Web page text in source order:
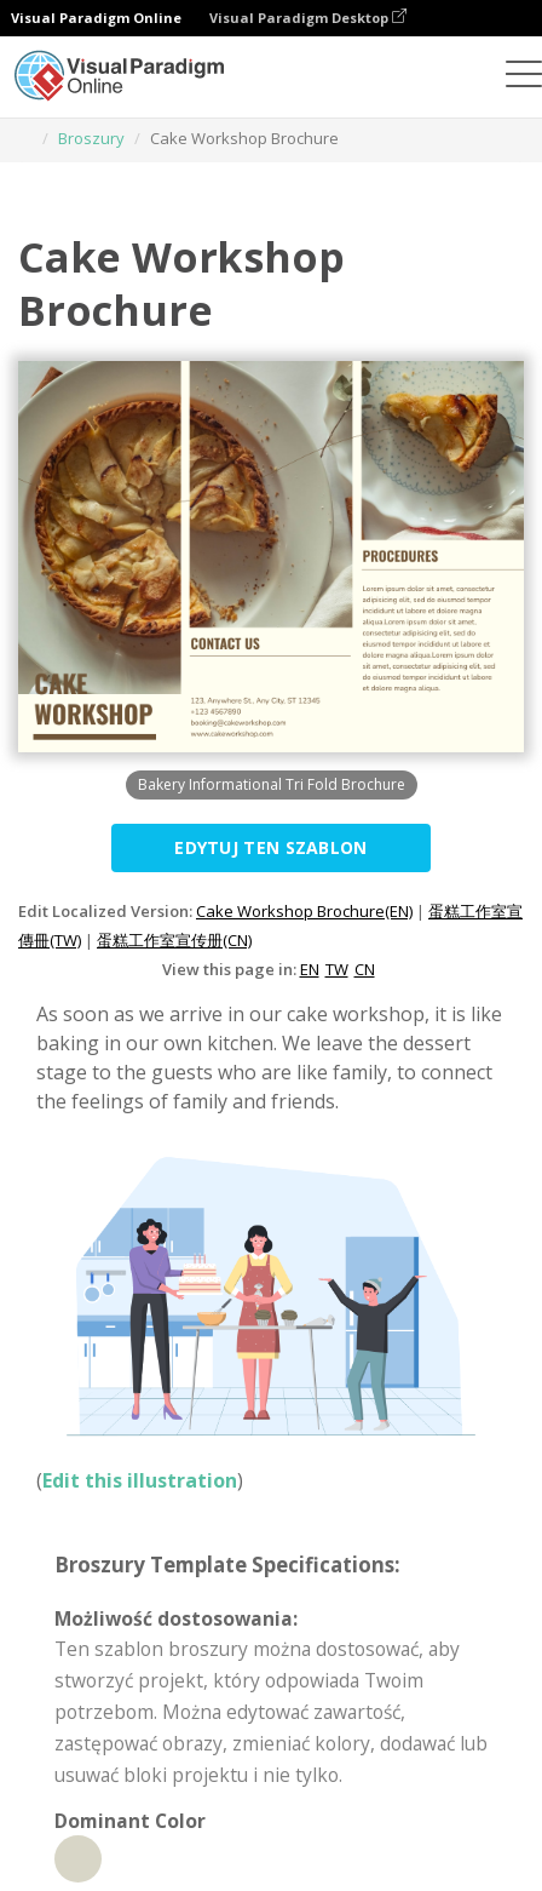
Visual Paradigm Online Visual Paradigm Desktop
Broszury
Cake Workshop Brochure
Cake Workshop
Brochure
Bakery Informational Tri Fold Brochure
EDYTUJ TEN SZABLON
Edit Localized Version:Cake Workshop Brochure(EN) | 蛋糕工作室宣
傳冊(TW) | 蛋糕工作室宣传册(CN)
View this page in:EN TW CN
As soon as we arrive in our cake workshop, it is like
baking in our own kitchen. We leave the dessert
stage to the guests who are like family, to connect
the feelings of family and friends.
(Edit this illustration)
Broszury Template Specifications:
Możliwość dostosowania:
Ten szablon broszury można dostosować, aby
stworzyć projekt, który odpowiada Twoim
potrzebom. Można edytować zawartość,
zastępować obrazy, zmieniać kolory, dodawać lub
usuwać bloki projektu i nie tylko.
Dominant Color